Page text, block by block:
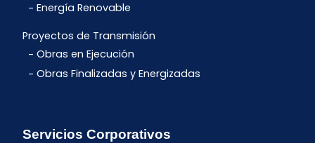
Energía Renovable
Proyectos de Transmisión
Obras en Ejecución
Obras Finalizadas y Energizadas
Servicios Corporativos